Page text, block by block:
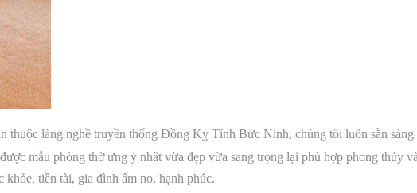
thuộc làng nghề truyền thống Đồng Kỵ Tỉnh Bức Ninh, chúng tôi luôn sẵn
mẫu phòng thờ ưng ý nhất vừa đẹp vừa sang trọng lại phù hợp phong thủy
tiền tài, gia đình ấm no, hạnh phúc.